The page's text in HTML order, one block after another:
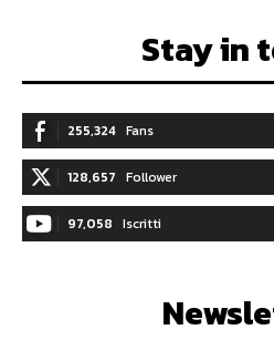
Stay in
255,324 Fans
128,657 Follower
97,058 Iscritti